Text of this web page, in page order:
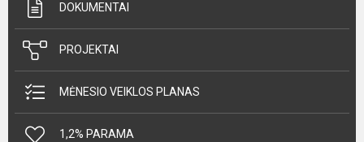
DOKUMENTAI
PROJEKTAI
MĖNESIO VEIKLOS PLANAS
1,2% PARAMA